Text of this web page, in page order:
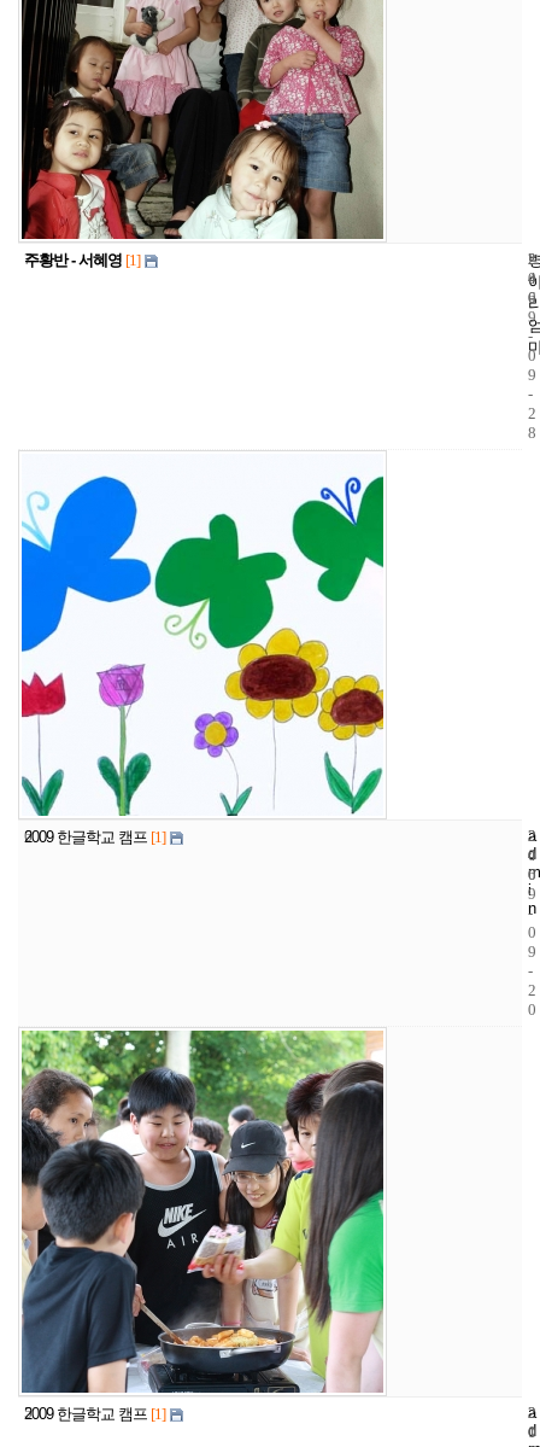
7
주황반 - 서혜영 [1]
2
4
6
2
0
0
9
-
0
9
-
2
8
6
2009 한글학교 캠프 [1]
a
d
m
i
n
2
4
6
2
0
0
9
-
0
9
-
2
0
5
2009 한글학교 캠프 [1]
a
d
2
1
2
0